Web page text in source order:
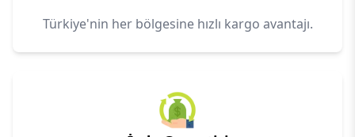
Türkiye'nin her bölgesine hızlı kargo avantajı.